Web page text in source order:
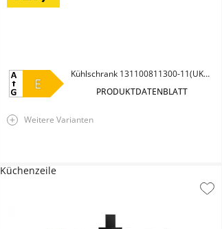
Weitere Varianten
E
Kühlschrank 131100811300-11(UKS110-11)
PRODUKTDATENBLATT
Küchenzeile